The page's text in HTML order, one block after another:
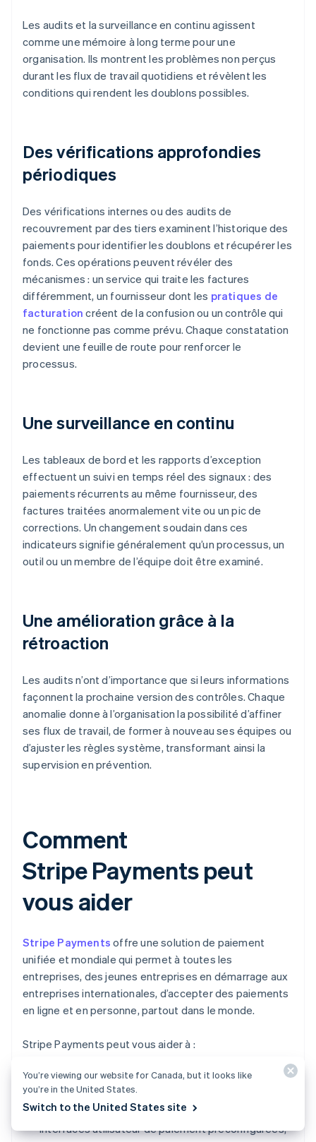
Les audits et la surveillance en continu agissent
comme une mémoire à long terme pour une
organisation. Ils montrent les problèmes non perçus
durant les flux de travail quotidiens et révèlent les
conditions qui rendent les doublons possibles.
Des vérifications approfondies
périodiques
Des vérifications internes ou des audits de
recouvrement par des tiers examinent l’historique des
paiements pour identifier les doublons et récupérer les
fonds. Ces opérations peuvent révéler des
mécanismes : un service qui traite les factures
différemment, un fournisseur dont les pratiques de
facturation créent de la confusion ou un contrôle qui
ne fonctionne pas comme prévu. Chaque constatation
devient une feuille de route pour renforcer le
processus.
Une surveillance en continu
Les tableaux de bord et les rapports d’exception
effectuent un suivi en temps réel des signaux : des
paiements récurrents au même fournisseur, des
factures traitées anormalement vite ou un pic de
corrections. Un changement soudain dans ces
indicateurs signifie généralement qu’un processus, un
outil ou un membre de l’équipe doit être examiné.
Une amélioration grâce à la
rétroaction
Les audits n’ont d’importance que si leurs informations
façonnent la prochaine version des contrôles. Chaque
anomalie donne à l’organisation la possibilité d’affiner
ses flux de travail, de former à nouveau ses équipes ou
d’ajuster les règles système, transformant ainsi la
supervision en prévention.
Comment
Stripe Payments peut
vous aider
Stripe Payments offre une solution de paiement
unifiée et mondiale qui permet à toutes les
entreprises, des jeunes entreprises en démarrage aux
entreprises internationales, d’accepter des paiements
en ligne et en personne, partout dans le monde.
Stripe Payments peut vous aider à :
Optimiser votre expérience de paiement :
créez
une expérience client sans friction et économisez
des milliers d’heures d’ingénierie grâce à des
interfaces utilisateur de paiement préconfigurées,
You’re viewing our website for Canada, but it looks like
you’re in the United States.
Switch to the United States site